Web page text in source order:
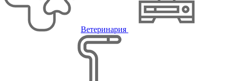
Ветеринария